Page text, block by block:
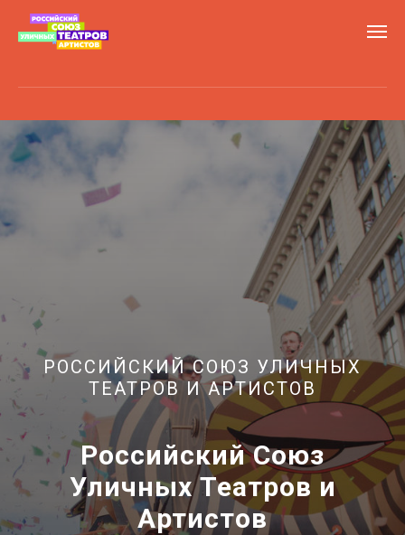
РОССИЙСКИЙ СОЮЗ УЛИЧНЫХ
ТЕАТРОВ И АРТИСТОВ
Российский Союз
Уличных Театров и
Артистов